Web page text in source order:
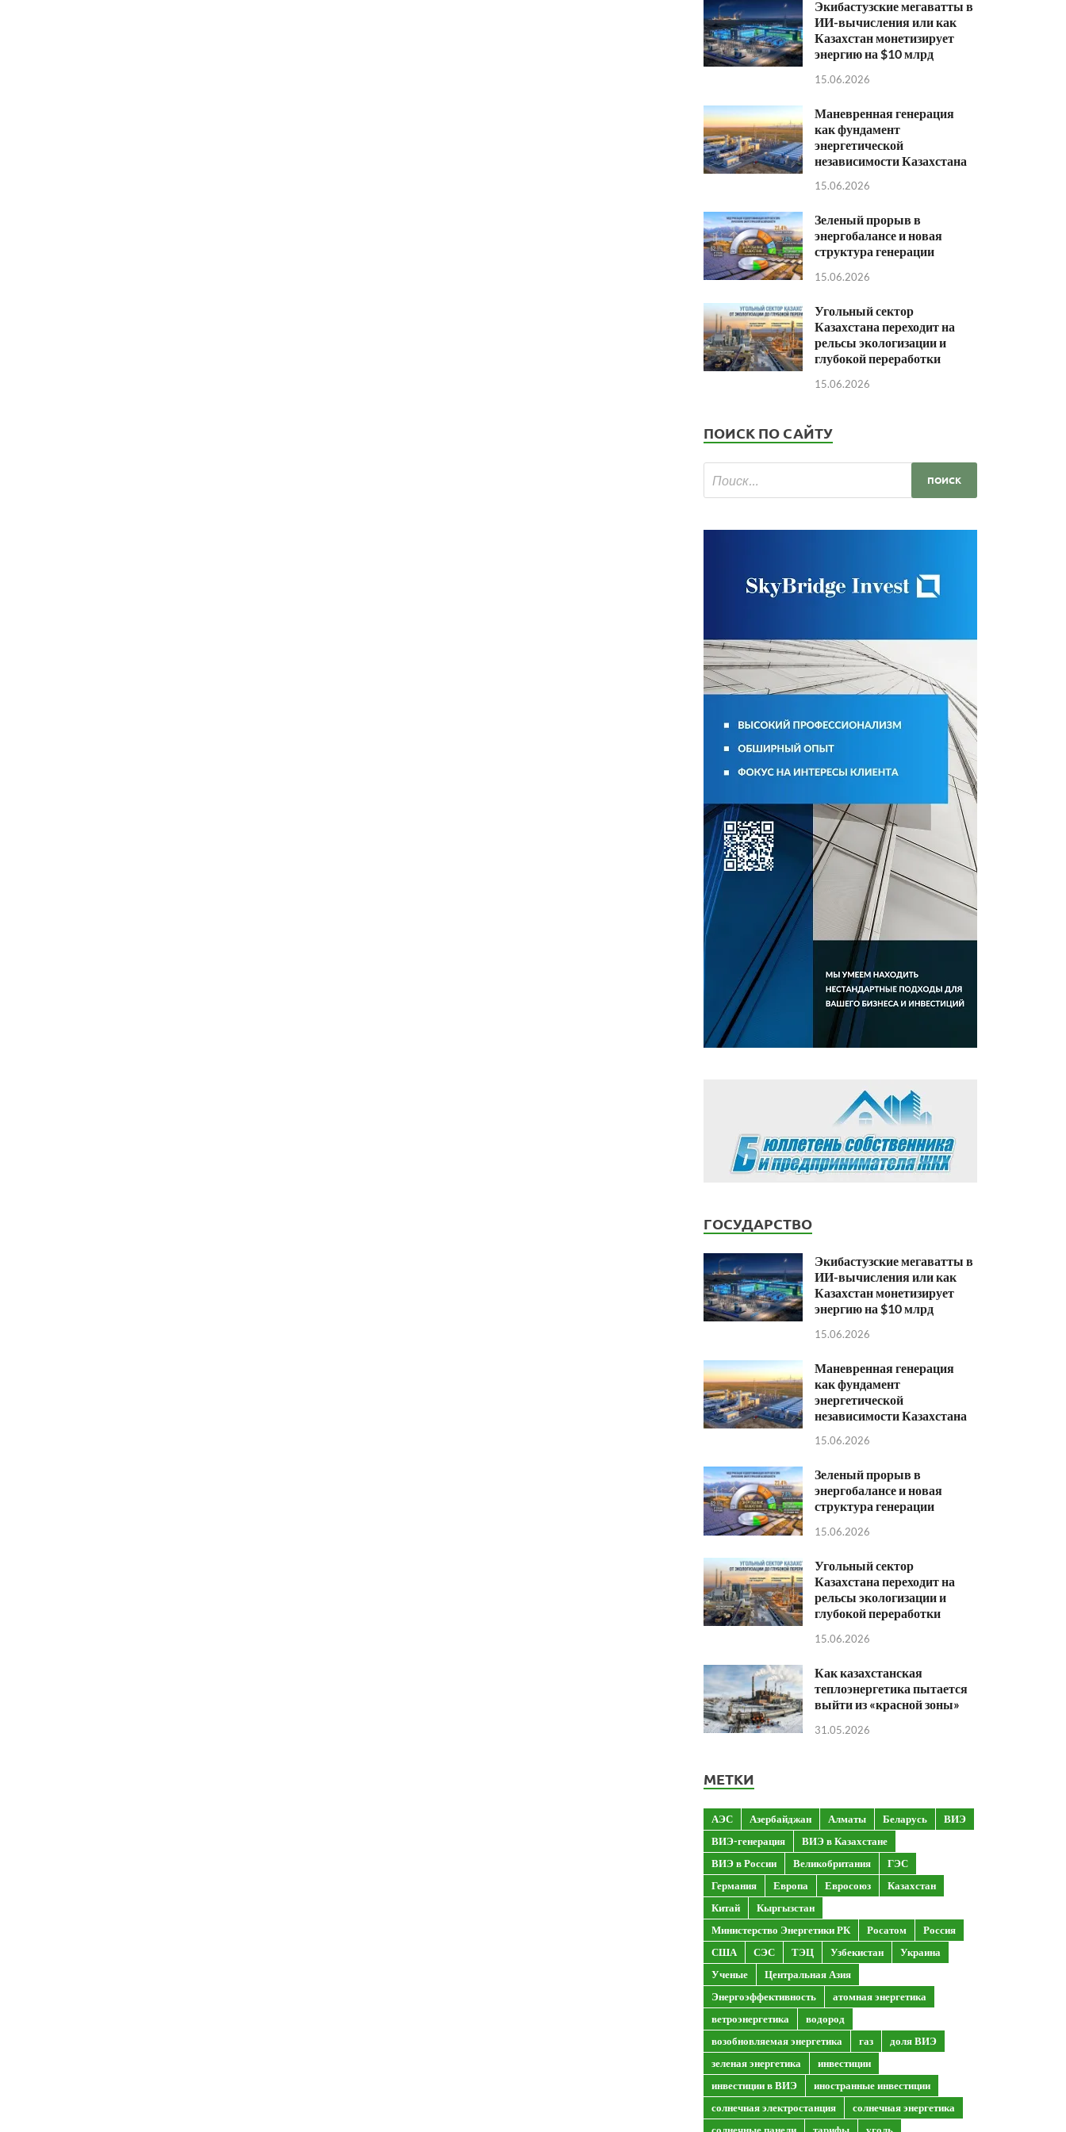
Экибастузские мегаватты в
ИИ-вычисления или как
Казахстан монетизирует
энергию на $10 млрд
15.06.2026
Маневренная генерация
как фундамент
энергетической
независимости Казахстана
15.06.2026
Зеленый прорыв в
энергобалансе и новая
структура генерации
15.06.2026
Угольный сектор
Казахстана переходит на
рельсы экологизации и
глубокой переработки
15.06.2026
ПОИСК ПО САЙТУ
ГОСУДАРСТВО
Экибастузские мегаватты в
ИИ-вычисления или как
Казахстан монетизирует
энергию на $10 млрд
15.06.2026
Маневренная генерация
как фундамент
энергетической
независимости Казахстана
15.06.2026
Зеленый прорыв в
энергобалансе и новая
структура генерации
15.06.2026
Угольный сектор
Казахстана переходит на
рельсы экологизации и
глубокой переработки
15.06.2026
Как казахстанская
теплоэнергетика пытается
выйти из «красной зоны»
31.05.2026
МЕТКИ
АЭС Азербайджан Алматы Беларусь
ВИЭ
ВИЭ-генерация
ВИЭ в Казахстане
ВИЭ в России
Великобритания
ГЭС
Германия
Европа Евросоюз
Казахстан
Китай
Кыргызстан
Министерство Энергетики РК
Росатом
Россия
США
СЭС ТЭЦ Узбекистан
Украина
Ученые
Центральная Азия
Энергоэффективность
атомная энергетика
ветроэнергетика
водород
возобновляемая энергетика
газ
доля ВИЭ
зеленая энергетика
инвестиции
инвестиции в ВИЭ
иностранные инвестиции
солнечная электростанция
солнечная энергетика
солнечные панели
тарифы уголь